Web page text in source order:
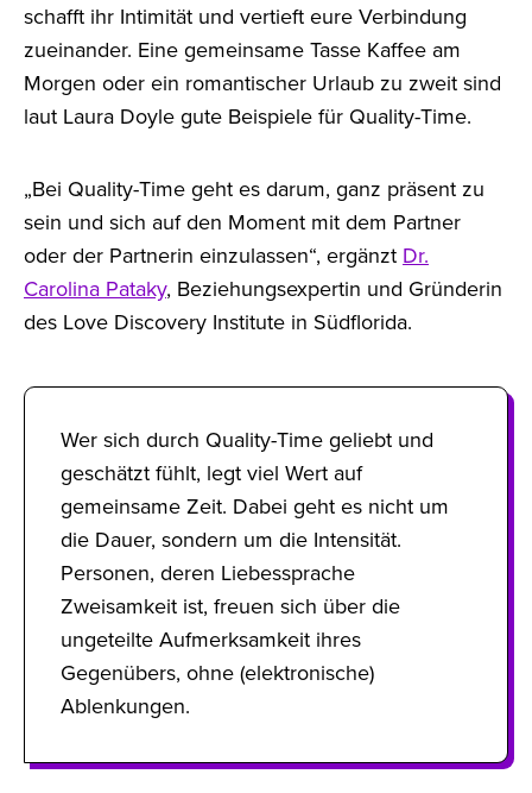
schafft ihr Intimität und vertieft eure Verbindung
zueinander. Eine gemeinsame Tasse Kaffee am
Morgen oder ein romantischer Urlaub zu zweit sind
laut Laura Doyle gute Beispiele für Quality-Time.
„Bei Quality-Time geht es darum, ganz präsent zu
sein und sich auf den Moment mit dem Partner
oder der Partnerin einzulassen“, ergänzt Dr.
Carolina Pataky, Beziehungsexpertin und Gründerin
des Love Discovery Institute in Südflorida.
Wer sich durch Quality-Time geliebt und
geschätzt fühlt, legt viel Wert auf
gemeinsame Zeit. Dabei geht es nicht um
die Dauer, sondern um die Intensität.
Personen, deren Liebessprache
Zweisamkeit ist, freuen sich über die
ungeteilte Aufmerksamkeit ihres
Gegenübers, ohne (elektronische)
Ablenkungen.